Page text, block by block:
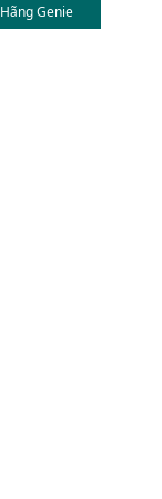
Hãng Genie